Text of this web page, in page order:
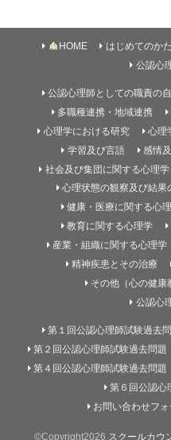
HOME はじめてのか
公認心
公認心理師としての職責の
多職種連携・地域連携
心理学における研究
心理
学習及び言語
感情
社会及び集団に関する心理学
心理状態の観察及び結果
健康・医療に関する心
教育に関する心理学
産業・組織に関する心理学
精神疾患とその治療
その他（心の健康
公認心
第１回公認心理師試験過去
第２回公認心理師試験過去問題
第４回公認心理師試験過去問題
第６回公認心
お問い合わせフォ
©Copyright2026 スクールカウ